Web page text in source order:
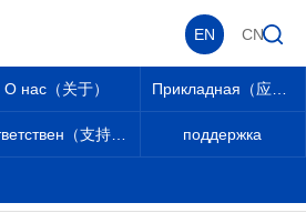
О нас（关于）
поддержка
EN CN